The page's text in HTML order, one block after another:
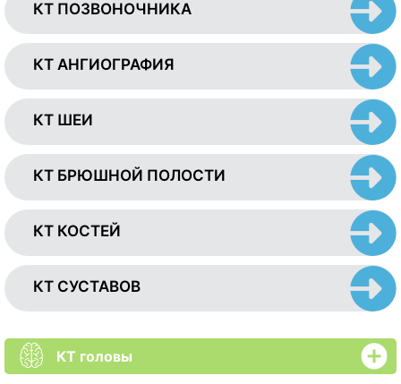
КТ ПОЗВОНОЧНИКА
КТ АНГИОГРАФИЯ
КТ ШЕИ
КТ БРЮШНОЙ ПОЛОСТИ
КТ КОСТЕЙ
КТ СУСТАВОВ
КТ головы